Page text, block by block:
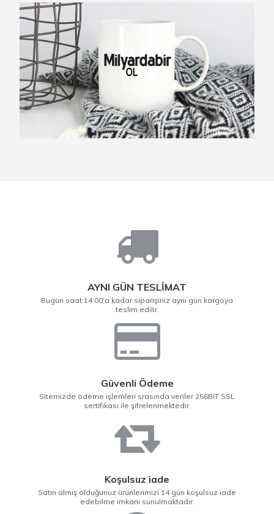
AYNI GÜN TESLİMAT
Bugün saat:14:00'a kadar siparişiniz aynı gün kargoya
teslim edilir.
Güvenli Ödeme
Sitemizde ödeme işlemleri srasında veriler 256BIT SSL
sertifikası ile şifrelenmektedir.
Koşulsuz iade
Satın almış olduğunuz ürünlerimizi 14 gün koşulsuz iade
edebilme imkanı sunulmaktadır.